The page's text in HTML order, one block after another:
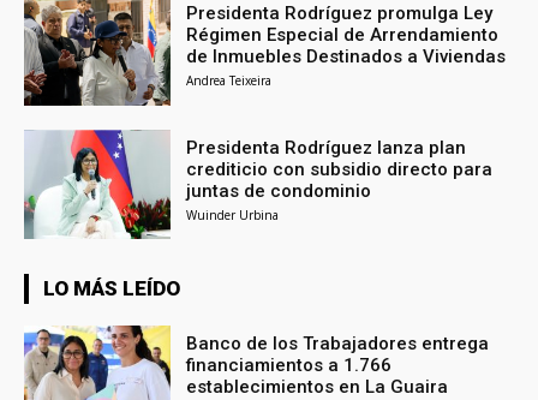
Presidenta Rodríguez promulga Ley
Régimen Especial de Arrendamiento
de Inmuebles Destinados a Viviendas
Andrea Teixeira
Presidenta Rodríguez lanza plan
crediticio con subsidio directo para
juntas de condominio
Wuinder Urbina
LO MÁS LEÍDO
Banco de los Trabajadores entrega
financiamientos a 1.766
establecimientos en La Guaira